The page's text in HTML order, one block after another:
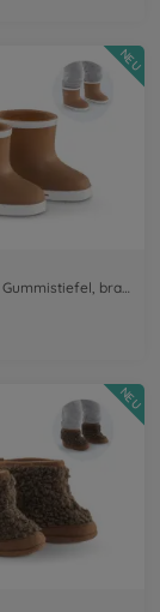
Corolle 36cm Gummistiefel, braun
NEU
NEU